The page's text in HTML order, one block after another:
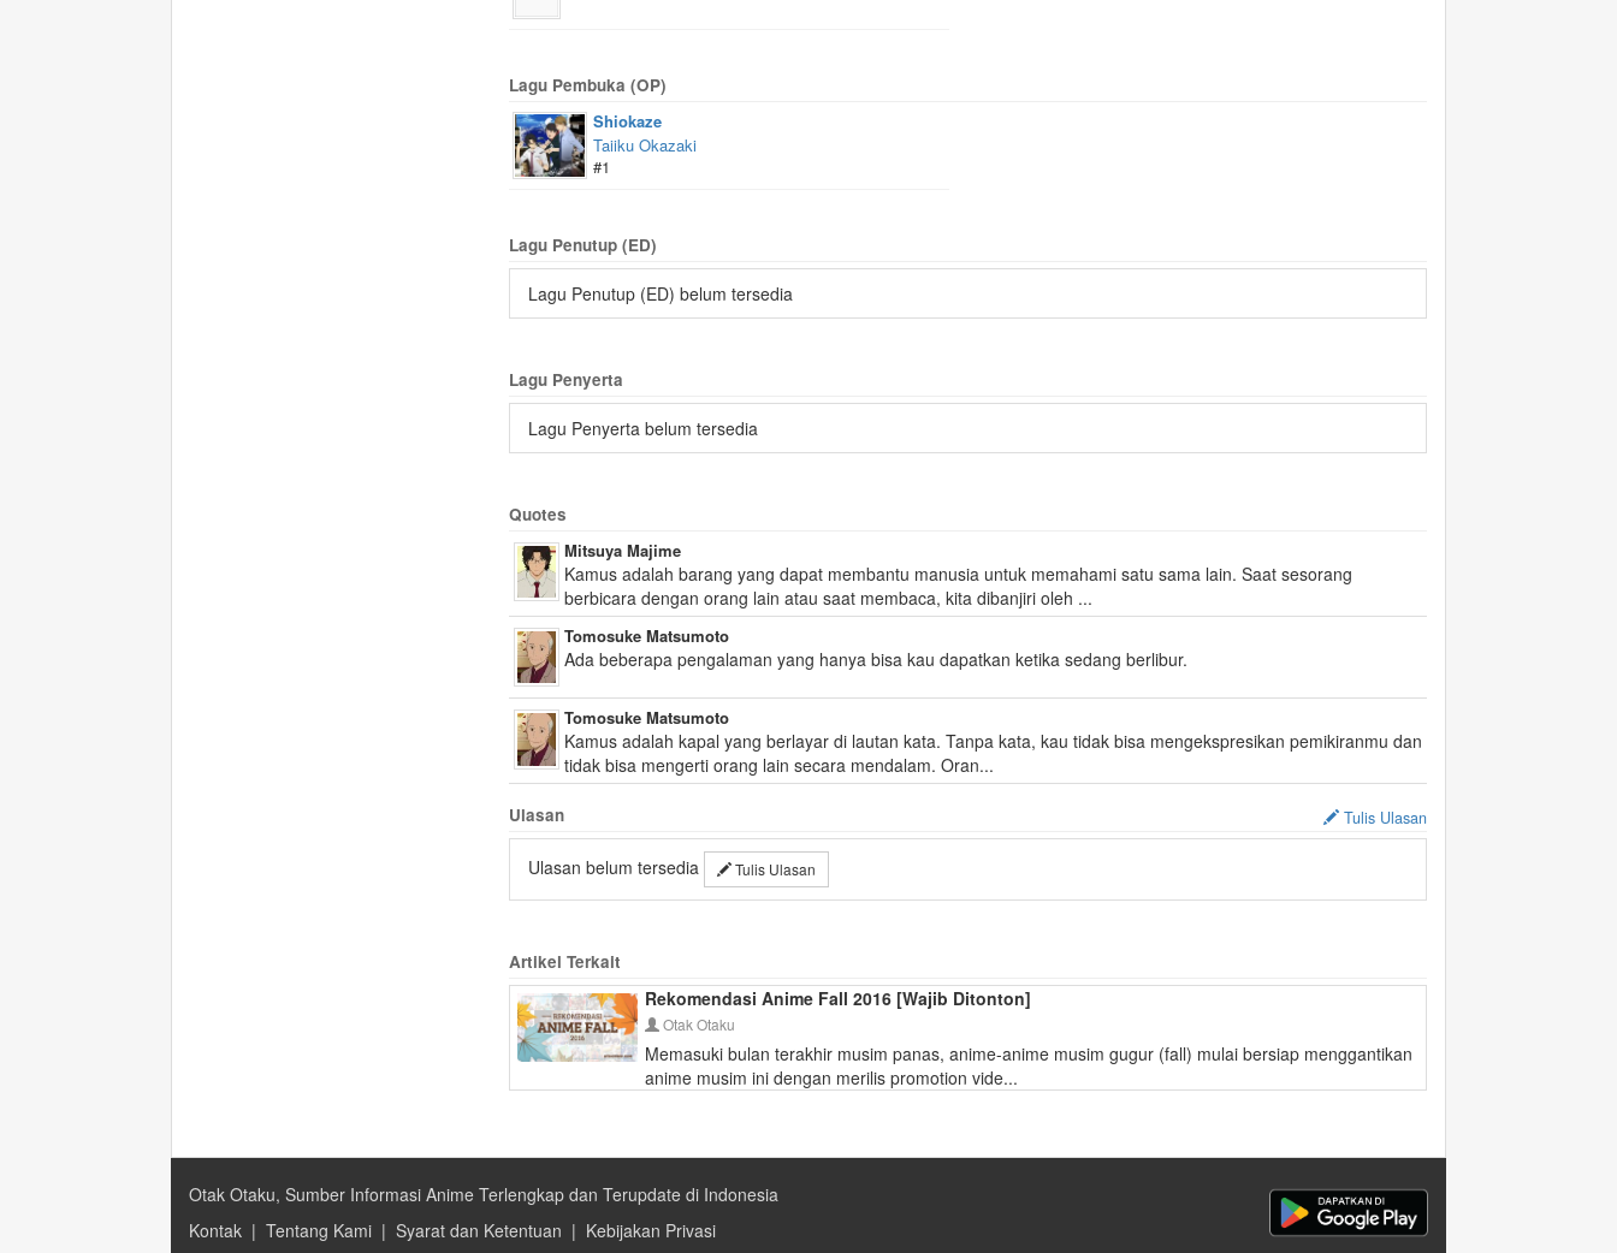
Lagu Pembuka (OP)
Shiokaze
Taiiku Okazaki
#1
Lagu Penutup (ED)
Lagu Penutup (ED) belum tersedia
Lagu Penyerta
Lagu Penyerta belum tersedia
Quotes
Mitsuya Majime
Kamus adalah barang yang dapat membantu manusia untuk memahami satu sama lain. Saat sesorang
berbicara dengan orang lain atau saat membaca, kita dibanjiri oleh ...
Tomosuke Matsumoto
Ada beberapa pengalaman yang hanya bisa kau dapatkan ketika sedang berlibur.
Tomosuke Matsumoto
Kamus adalah kapal yang berlayar di lautan kata. Tanpa kata, kau tidak bisa mengekspresikan pemikiranmu dan
tidak bisa mengerti orang lain secara mendalam. Oran...
Ulasan Tulis Ulasan
Ulasan belum tersedia Tulis Ulasan
Artikel Terkait
Rekomendasi Anime Fall 2016 [Wajib Ditonton]
Otak Otaku
Memasuki bulan terakhir musim panas, anime-anime musim gugur (fall) mulai bersiap menggantikan
anime musim ini dengan merilis promotion vide...
Otak Otaku, Sumber Informasi Anime Terlengkap dan Terupdate di Indonesia
Kontak | Tentang Kami | Syarat dan Ketentuan | Kebijakan Privasi